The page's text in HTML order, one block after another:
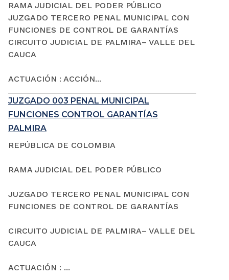
RAMA JUDICIAL DEL PODER PÚBLICO
JUZGADO TERCERO PENAL MUNICIPAL CON
FUNCIONES DE CONTROL DE GARANTÍAS
CIRCUITO JUDICIAL DE PALMIRA– VALLE DEL
CAUCA
ACTUACIÓN : ACCIÓN...
JUZGADO 003 PENAL MUNICIPAL
FUNCIONES CONTROL GARANTÍAS
PALMIRA
REPÚBLICA DE COLOMBIA
RAMA JUDICIAL DEL PODER PÚBLICO
JUZGADO TERCERO PENAL MUNICIPAL CON
FUNCIONES DE CONTROL DE GARANTÍAS
CIRCUITO JUDICIAL DE PALMIRA– VALLE DEL
CAUCA
ACTUACIÓN : ...